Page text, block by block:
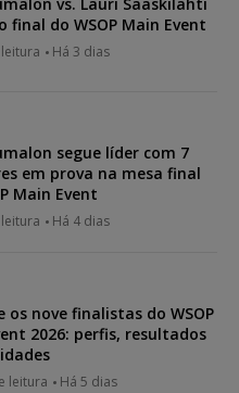
final do WSOP Main Event
Há 3 dias
segue líder com 7
em prova na mesa final
Main Event
Há 4 dias
os nove finalistas do WSOP
2026: perfis, resultados
leitura Há 5 dias